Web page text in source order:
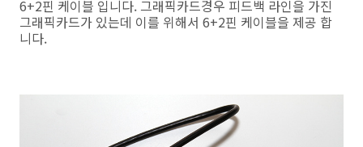
6+2핀 케이블 입니다. 그래픽카드경우 피드백 라인을 가진
그래픽카드가 있는데 이를 위해서 6+2핀 케이블을 제공 합
니다.